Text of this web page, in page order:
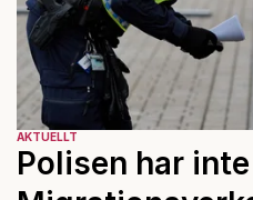
AKTUELLT
Polisen har